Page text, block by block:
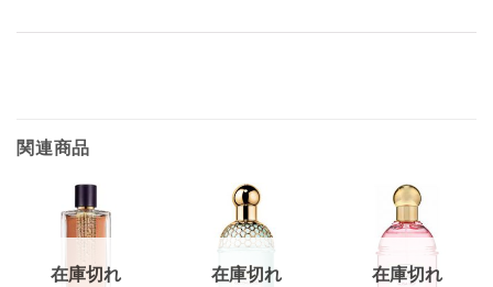
関連商品
在庫切れ 在庫切れ 在庫切れ